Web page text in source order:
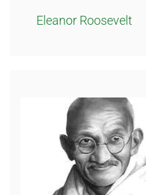
Eleanor Roosevelt